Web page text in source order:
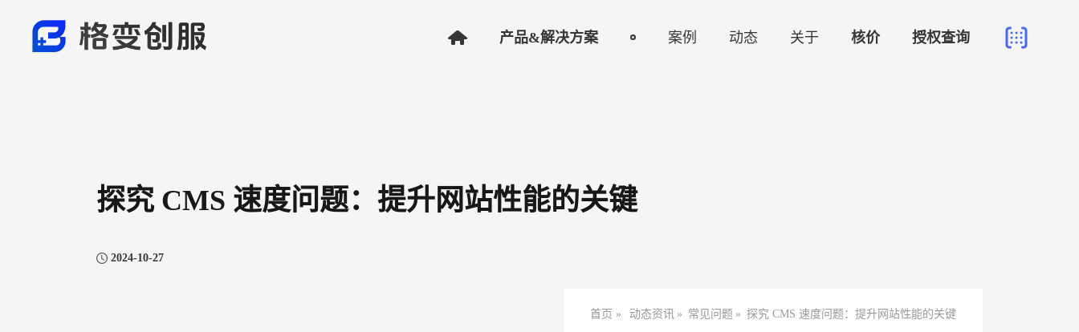
产品&解决方案 案例 动态 关于 核价 授权查询
探究 CMS 速度问题：提升网站性能的关键
2024-10-27
首页 » 动态资讯 » 常见问题 » 探究 CMS 速度问题：提升网站性能的关键